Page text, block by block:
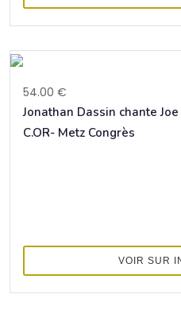
54.00 €
Jonathan Dassin chante
C.OR- Metz Congrès
VOIR SUR